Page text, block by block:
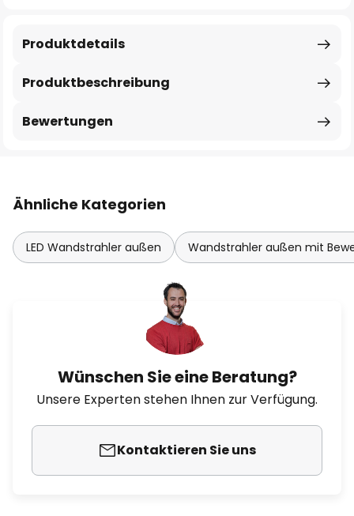
Produktbeschreibung
Produktdetails
Bewertungen
Ähnliche Kategorien
LED Wandstrahler außen Wandstrahler außen mit
Wünschen Sie eine Beratung?
Unsere Experten stehen Ihnen zur Verfügung.
Kontaktieren Sie uns